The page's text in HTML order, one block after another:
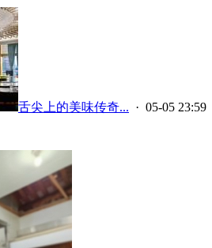
舌尖上的美味传奇... · 05-05 23:59